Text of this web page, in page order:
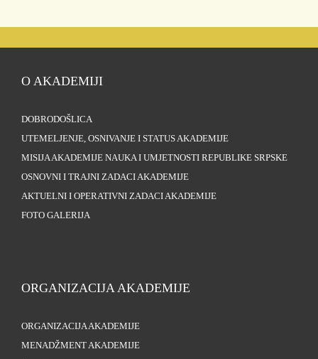
O AKADEMIJI
DOBRODOŠLICA
UTEMELJENJE, OSNIVANJE I STATUS AKADEMIJE
MISIJA AKADEMIJE NAUKA I UMJETNOSTI REPUBLIKE SRPSKE
OSNOVNI I TRAJNI ZADACI AKADEMIJE
AKTUELNI I OPERATIVNI ZADACI AKADEMIJE
FOTO GALERIJA
ORGANIZACIJA AKADEMIJE
ORGANIZACIJA AKADEMIJE
MENADŽMENT AKADEMIJE